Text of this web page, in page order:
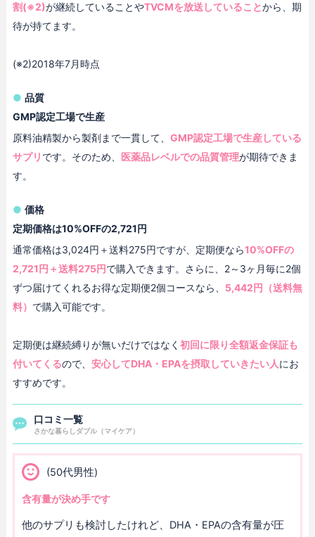
割(※2)が継続していることやTVCMを放送していることから、期
待が持てます。
(※2)2018年7月時点
品質
GMP認定工場で生産
原料油精製から製剤まで一貫して、 GMP認定工場で生産している
サプリ です。そのため、 医薬品レベルでの品質管理が期待できま
す。
価格
定期価格は10%OFFの2,721円
通常価格は3,024円＋送料275円ですが、定期便なら10%OFFの
2,721円＋送料275円で購入できます。さらに、2～3ヶ月毎に2個
ずつ届けてくれるお得な定期便2個コースなら、 5,442円（送料無
料） で購入可能です。
定期便は継続縛りが無いだけではなく 初回に限り全額返金保証も
付いてくるので、 安心してDHA・EPAを摂取していきたい人にお
すすめです。
口コミ一覧
さかな暮らしダブル（マイケア）
(50代男性)
含有量が決め手です
他のサプリも検討したけれど、DHA・EPAの含有量が圧